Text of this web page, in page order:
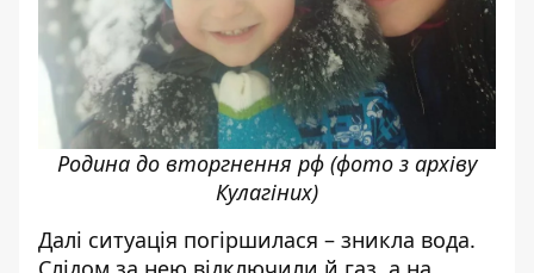
Родина до вторгнення рф (фото з архіву
Кулагіних)
Далі ситуація погіршилася – зникла вода.